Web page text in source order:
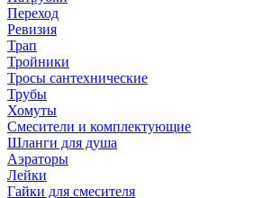
Переход
Ревизия
Трап
Тройники
Тросы сантехнические
Трубы
Хомуты
Смесители и комплектующие
Шланги для душа
Аэраторы
Лейки
Гайки для смесителя